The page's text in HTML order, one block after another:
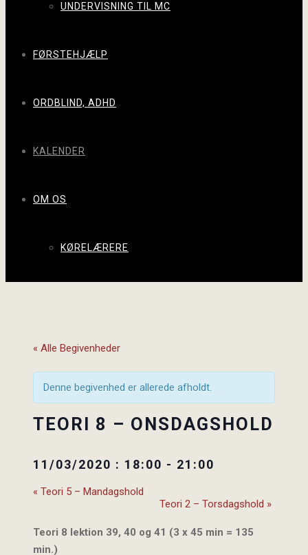
UNDERVISNING TIL MC
FØRSTEHJÆLP
ORDBLIND, ADHD
KALENDER
OM OS
KØRELÆRERE
« Alle Begivenheder
Denne begivenhed er allerede afholdt.
TEORI 8 – ONSDAGSHOLD
11/03/2020 : 18:00 - 21:00
« Teori 5 – Mandagshold
Teori 2 – Torsdagshold »
Teori 8 lektion 39, 40 og 41 (3 x 45 min = 135
min.)